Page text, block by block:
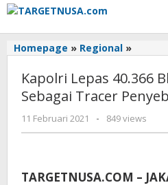
Lewati
konten
Homepage » Regional »
40.366
Tracer
Kapolri Lepas 40.366
Sebagai Tracer
11 Februari 2021
oleh
targetnusa
- 849 views
TARGETNUSA.COM –